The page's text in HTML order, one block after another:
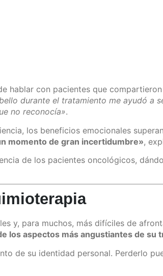
hablar con pacientes que
durante el tratamiento me ayudó a
no reconocía».
los beneficios emocionales
momento de gran incertidumbre»,
de los pacientes oncológicos,
y, para muchos, más difíciles de
los aspectos más angustiantes de su
de su identidad personal. Perderlo